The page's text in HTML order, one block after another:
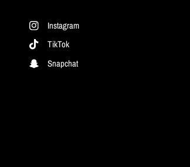
Instagram
TikTok
Snapchat